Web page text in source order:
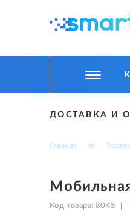
ТОВАРЫ ДЛЯ АВТО
ДОСТАВКА И
Главная ≫
Код товара: 8045